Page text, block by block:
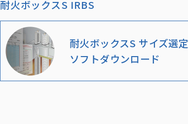
耐火ボックスS IRBS
耐火ボックスS サイズ選定
ソフトダウンロード